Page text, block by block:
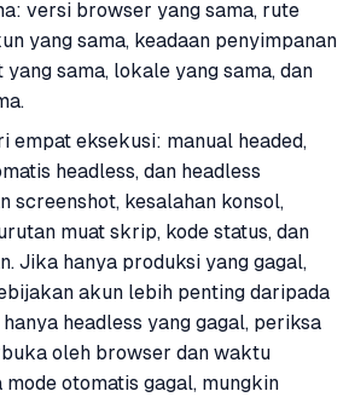
versi browser yang sama, rute
yang sama, keadaan penyimpanan
sama, lokale yang sama, dan
empat eksekusi: manual headed,
headless, dan headless
screenshot, kesalahan konsol,
muat skrip, kode status, dan
Jika hanya produksi yang gagal,
akun lebih penting daripada
headless yang gagal, periksa
oleh browser dan waktu
otomatis gagal, mungkin